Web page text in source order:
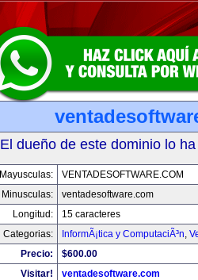
El dueño de este dominio lo
Mayusculas:
VENTADESOFTWARE.COM
Minusculas:
ventadesoftware.com
Longitud:
15 caracteres
Categorias:
InformÃ¡tica y ComputaciÃ³n,
Precio:
$600.00
Visitar!
ventadesoftware.com